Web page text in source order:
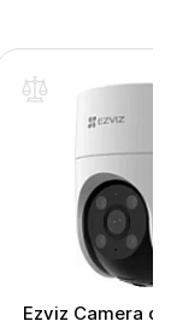
Ezviz Camera